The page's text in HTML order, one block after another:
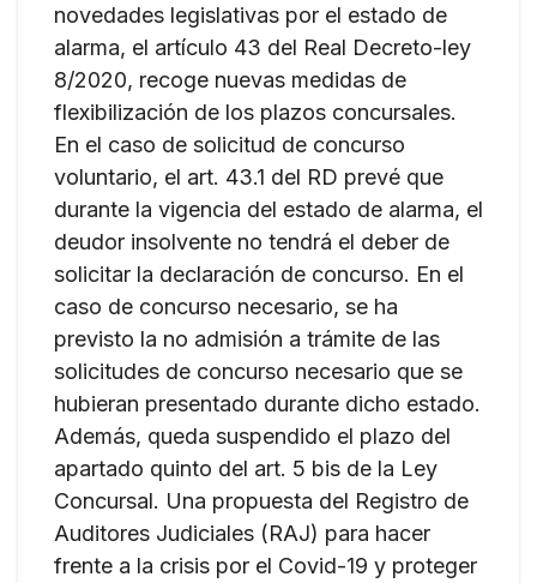
novedades legislativas por el estado de
alarma, el artículo 43 del Real Decreto-ley
8/2020, recoge nuevas medidas de
flexibilización de los plazos concursales.
En el caso de solicitud de concurso
voluntario, el art. 43.1 del RD prevé que
durante la vigencia del estado de alarma, el
deudor insolvente no tendrá el deber de
solicitar la declaración de concurso. En el
caso de concurso necesario, se ha
previsto la no admisión a trámite de las
solicitudes de concurso necesario que se
hubieran presentado durante dicho estado.
Además, queda suspendido el plazo del
apartado quinto del art. 5 bis de la Ley
Concursal. Una propuesta del Registro de
Auditores Judiciales (RAJ) para hacer
frente a la crisis por el Covid-19 y proteger